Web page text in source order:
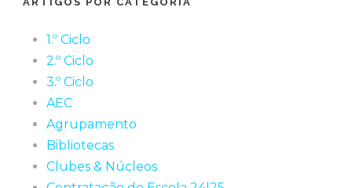
1.º Ciclo
2.º Ciclo
3.º Ciclo
AEC
Agrupamento
Bibliotecas
Clubes & Núcleos